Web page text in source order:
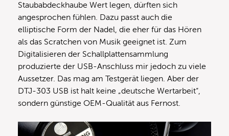
Staubabdeckhaube Wert legen, dürften sich
angesprochen fühlen. Dazu passt auch die
elliptische Form der Nadel, die eher für das Hören
als das Scratchen von Musik geeignet ist. Zum
Digitalisieren der Schallplattensammlung
produzierte der USB-Anschluss mir jedoch zu viele
Aussetzer. Das mag am Testgerät liegen. Aber der
DTJ-303 USB ist halt keine „deutsche Wertarbeit“,
sondern günstige OEM-Qualität aus Fernost.